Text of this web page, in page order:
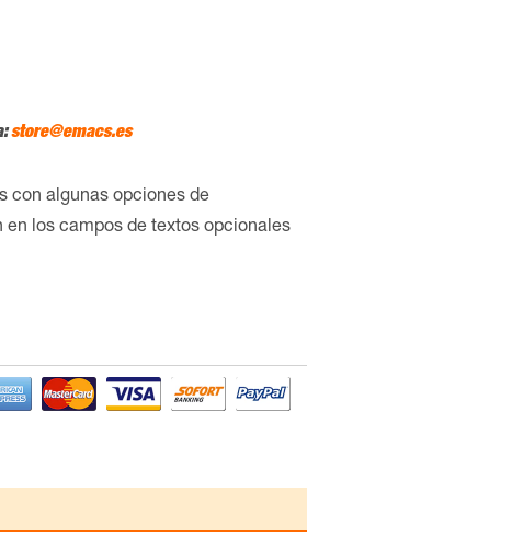
store@emacs.es
con algunas opciones de
en los campos de textos opcionales